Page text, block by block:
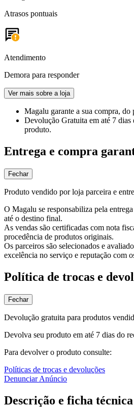
Atrasos pontuais
Atendimento
Demora para responder
Ver mais sobre a loja
Magalu garante a sua compra, do
Devolução Gratuita em até 7 dias
produto.
Entrega e compra
Fechar
Produto vendido por loja parceira e
O Magalu se responsabiliza pela
até o destino final.
As vendas são certificadas com nota
procedência de produtos originais.
Os parceiros são selecionados e
excelência no serviço e reputação com
Política de trocas e
Fechar
Devolução gratuita para produtos
Devolva seu produto em até 7 dias do
Para devolver o produto consulte:
Políticas de trocas e devoluções
Denunciar Anúncio
Descrição e ficha técnica